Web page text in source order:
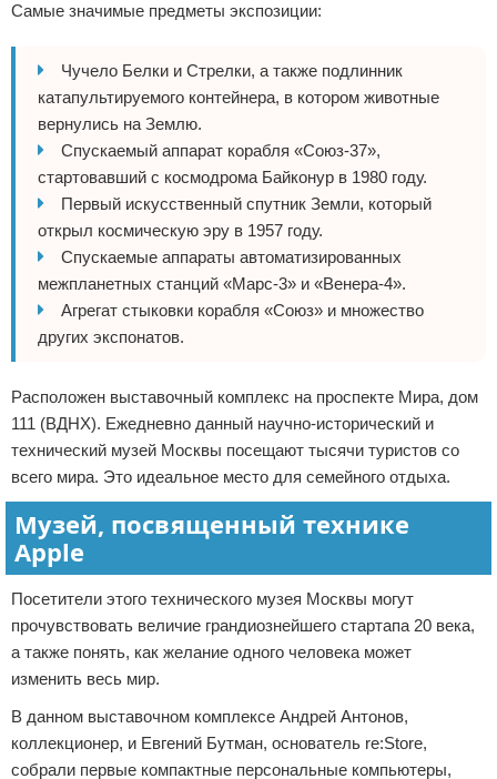
Самые значимые предметы экспозиции:
Чучело Белки и Стрелки, а также подлинник
катапультируемого контейнера, в котором животные
вернулись на Землю.
Спускаемый аппарат корабля «Союз-37»,
стартовавший с космодрома Байконур в 1980 году.
Первый искусственный спутник Земли, который
открыл космическую эру в 1957 году.
Спускаемые аппараты автоматизированных
межпланетных станций «Марс-3» и «Венера-4».
Агрегат стыковки корабля «Союз» и множество
других экспонатов.
Расположен выставочный комплекс на проспекте Мира, дом
111 (ВДНХ). Ежедневно данный научно-исторический и
технический музей Москвы посещают тысячи туристов со
всего мира. Это идеальное место для семейного отдыха.
Музей, посвященный технике
Apple
Посетители этого технического музея Москвы могут
прочувствовать величие грандиознейшего стартапа 20 века,
а также понять, как желание одного человека может
изменить весь мир.
В данном выставочном комплексе Андрей Антонов,
коллекционер, и Евгений Бутман, основатель re:Store,
собрали первые компактные персональные компьютеры,